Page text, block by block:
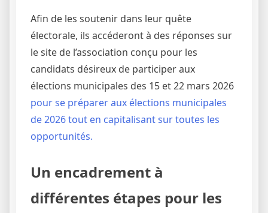
Afin de les soutenir dans leur quête
électorale, ils accéderont à des réponses sur
le site de l’association conçu pour les
candidats désireux de participer aux
élections municipales des 15 et 22 mars 2026
pour se préparer aux élections municipales
de 2026 tout en capitalisant sur toutes les
opportunités.
Un encadrement à
différentes étapes pour les